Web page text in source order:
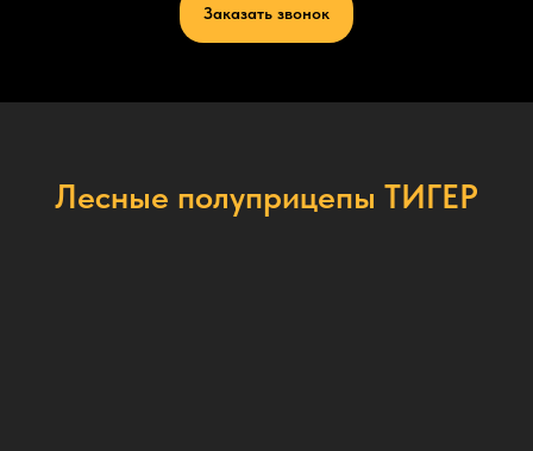
Заказать звонок
Лесные полуприцепы ТИГЕР